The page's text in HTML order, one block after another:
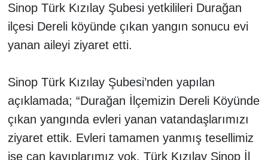
Sinop Türk Kızılay Şubesi yetkilileri Durağan
ilçesi Dereli köyünde çıkan yangın sonucu evi
yanan aileyi ziyaret etti.
Sinop Türk Kızılay Şubesi’nden yapılan
açıklamada; “Durağan İlçemizin Dereli Köyünde
çıkan yangında evleri yanan vatandaşlarımızı
ziyaret ettik. Evleri tamamen yanmış tesellimiz
ise can kayıplarımız yok. Türk Kızılay Sinop İl